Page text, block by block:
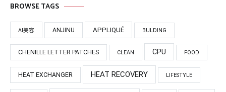
BROWSE TAGS
AI美容 ANJINU APPLIQUÉ BULDING
CHENILLE LETTER PATCHES CLEAN CPU FOOD
HEAT EXCHANGER HEAT RECOVERY LIFESTYLE